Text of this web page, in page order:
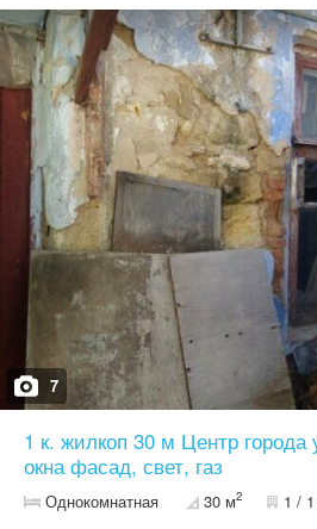
7
1 к. жилкоп 30 м Центр
окна фасад, свет, газ
Однокомнатная 30 м2 1 /